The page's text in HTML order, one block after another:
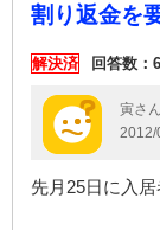
割り返金を
解決済 回答数：
寅さ
2012/
先月25日に入居